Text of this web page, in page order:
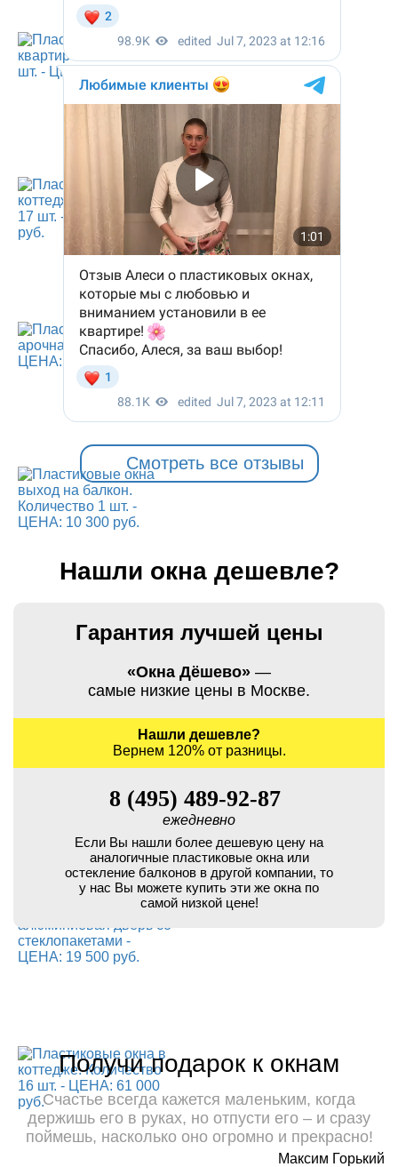
Смотреть все отзывы
Нашли окна дешевле?
Гарантия лучшей цены
«Окна Дёшево» —
самые низкие цены в Москве.
Нашли дешевле?
Вернем 120% от разницы.
8 (495) 489-92-87
ежедневно
Если Вы нашли более дешевую цену на
аналогичные пластиковые окна или
остекление балконов в другой компании, то
у нас Вы можете купить эти же окна по
самой низкой цене!
Получи подарок к окнам
Счастье всегда кажется маленьким, когда
держишь его в руках, но отпусти его – и сразу
поймешь, насколько оно огромно и прекрасно!
Максим Горький